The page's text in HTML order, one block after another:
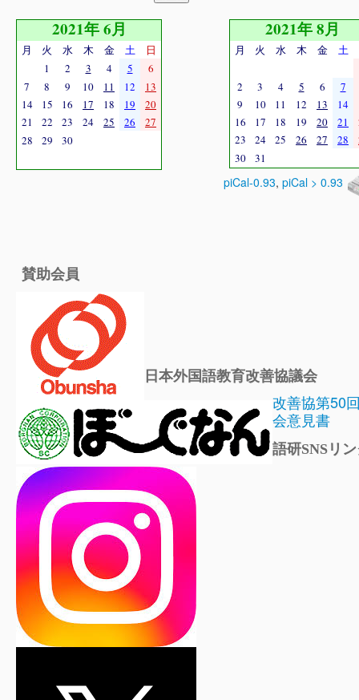
2021年 6月
月 火 水 木 金 土
日
1
2 3 4 5
6
7
8 9 10 11 12
13
14
15 16 17 18 19
20
21
22 23 24 25 26
27
28
29 30
2021年 8月
月 火 水 木 金 土
2 3 4 5 6
7
9
10 11 12 13 14
16
17 18 19 20 21
23
24 25 26 27 28
30
31
piCal-0.93, piCal > 0.93
賛助会員
日本外国語教育改善協議会
改善協第50
会意見書
語研SNSリ